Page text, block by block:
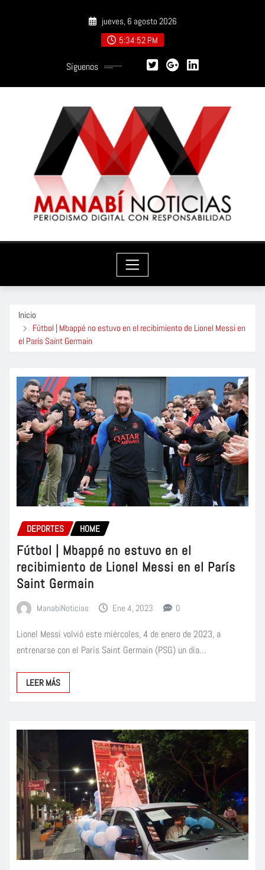
jueves, 6 agosto 2026
5:34:54 PM
Síguenos
Inicio
Fútbol | Mbappé no estuvo en el recibimiento de Lionel Messi en
el París Saint Germain
DEPORTES HOME
Fútbol | Mbappé no estuvo en el
recibimiento de Lionel Messi en el París
Saint Germain
ManabiNoticias Ene 4, 2023 0
Lionel Messi volvió este miércoles, 4 de enero de 2023, a
entrenarse con el París Saint Germain (PSG) un día…
LEER MÁS